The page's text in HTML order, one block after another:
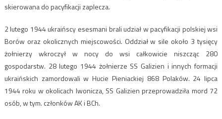
skierowana do pacyfikacji zaplecza.
2 lutego 1944 ukraińscy esesmani brali udział w pacyfikacji polskiej wsi
Borów oraz okolicznych miejscowości. Oddział w sile około 3 tysięcy
żołnierzy wkroczył w nocy do wsi całkowicie niszcząc 280
gospodarstw. 28 lutego 1944 żołnierze SS Galizien i innych formacji
ukraińskich zamordowali w Hucie Pieniackiej 868 Polaków. 24 lipca
1944 roku w okolicach Iwonicza, SS Galizien przeprowadziła mord 72
osób, w tym. członków AK i BCh.